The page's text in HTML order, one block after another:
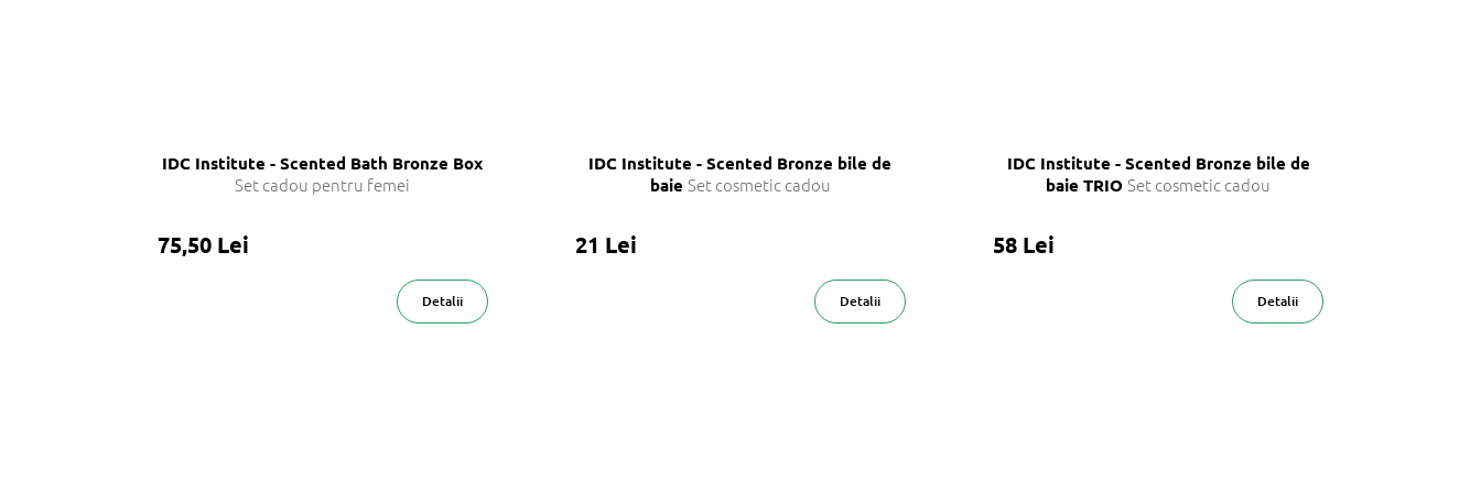
IDC Institute - Scented Bath Bronze Box
Set cadou pentru femei
75,50 Lei
Detalii
IDC Institute - Scented Bronze bile de
baie Set cosmetic cadou
21 Lei
Detalii
IDC Institute - Scented Bronze bile de
baie TRIOSet cosmetic cadou
58 Lei
Detalii